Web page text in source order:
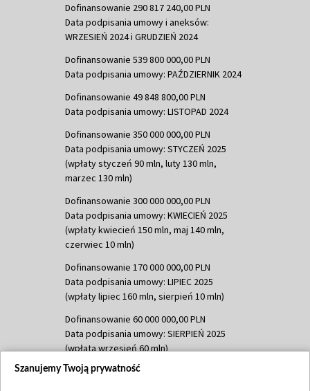
Dofinansowanie 290 817 240,00 PLN
Data podpisania umowy i aneksów:
WRZESIEŃ 2024 i GRUDZIEŃ 2024
Dofinansowanie 539 800 000,00 PLN
Data podpisania umowy: PAŹDZIERNIK 2024
Dofinansowanie 49 848 800,00 PLN
Data podpisania umowy: LISTOPAD 2024
Dofinansowanie 350 000 000,00 PLN
Data podpisania umowy: STYCZEŃ 2025
(wpłaty styczeń 90 mln, luty 130 mln,
marzec 130 mln)
Dofinansowanie 300 000 000,00 PLN
Data podpisania umowy: KWIECIEŃ 2025
(wpłaty kwiecień 150 mln, maj 140 mln,
czerwiec 10 mln)
Dofinansowanie 170 000 000,00 PLN
Data podpisania umowy: LIPIEC 2025
(wpłaty lipiec 160 mln, sierpień 10 mln)
Dofinansowanie 60 000 000,00 PLN
Data podpisania umowy: SIERPIEŃ 2025
(wpłata wrzesień 60 mln)
Dofinansowanie 635 783 051,21 PLN
Szanujemy Twoją prywatność